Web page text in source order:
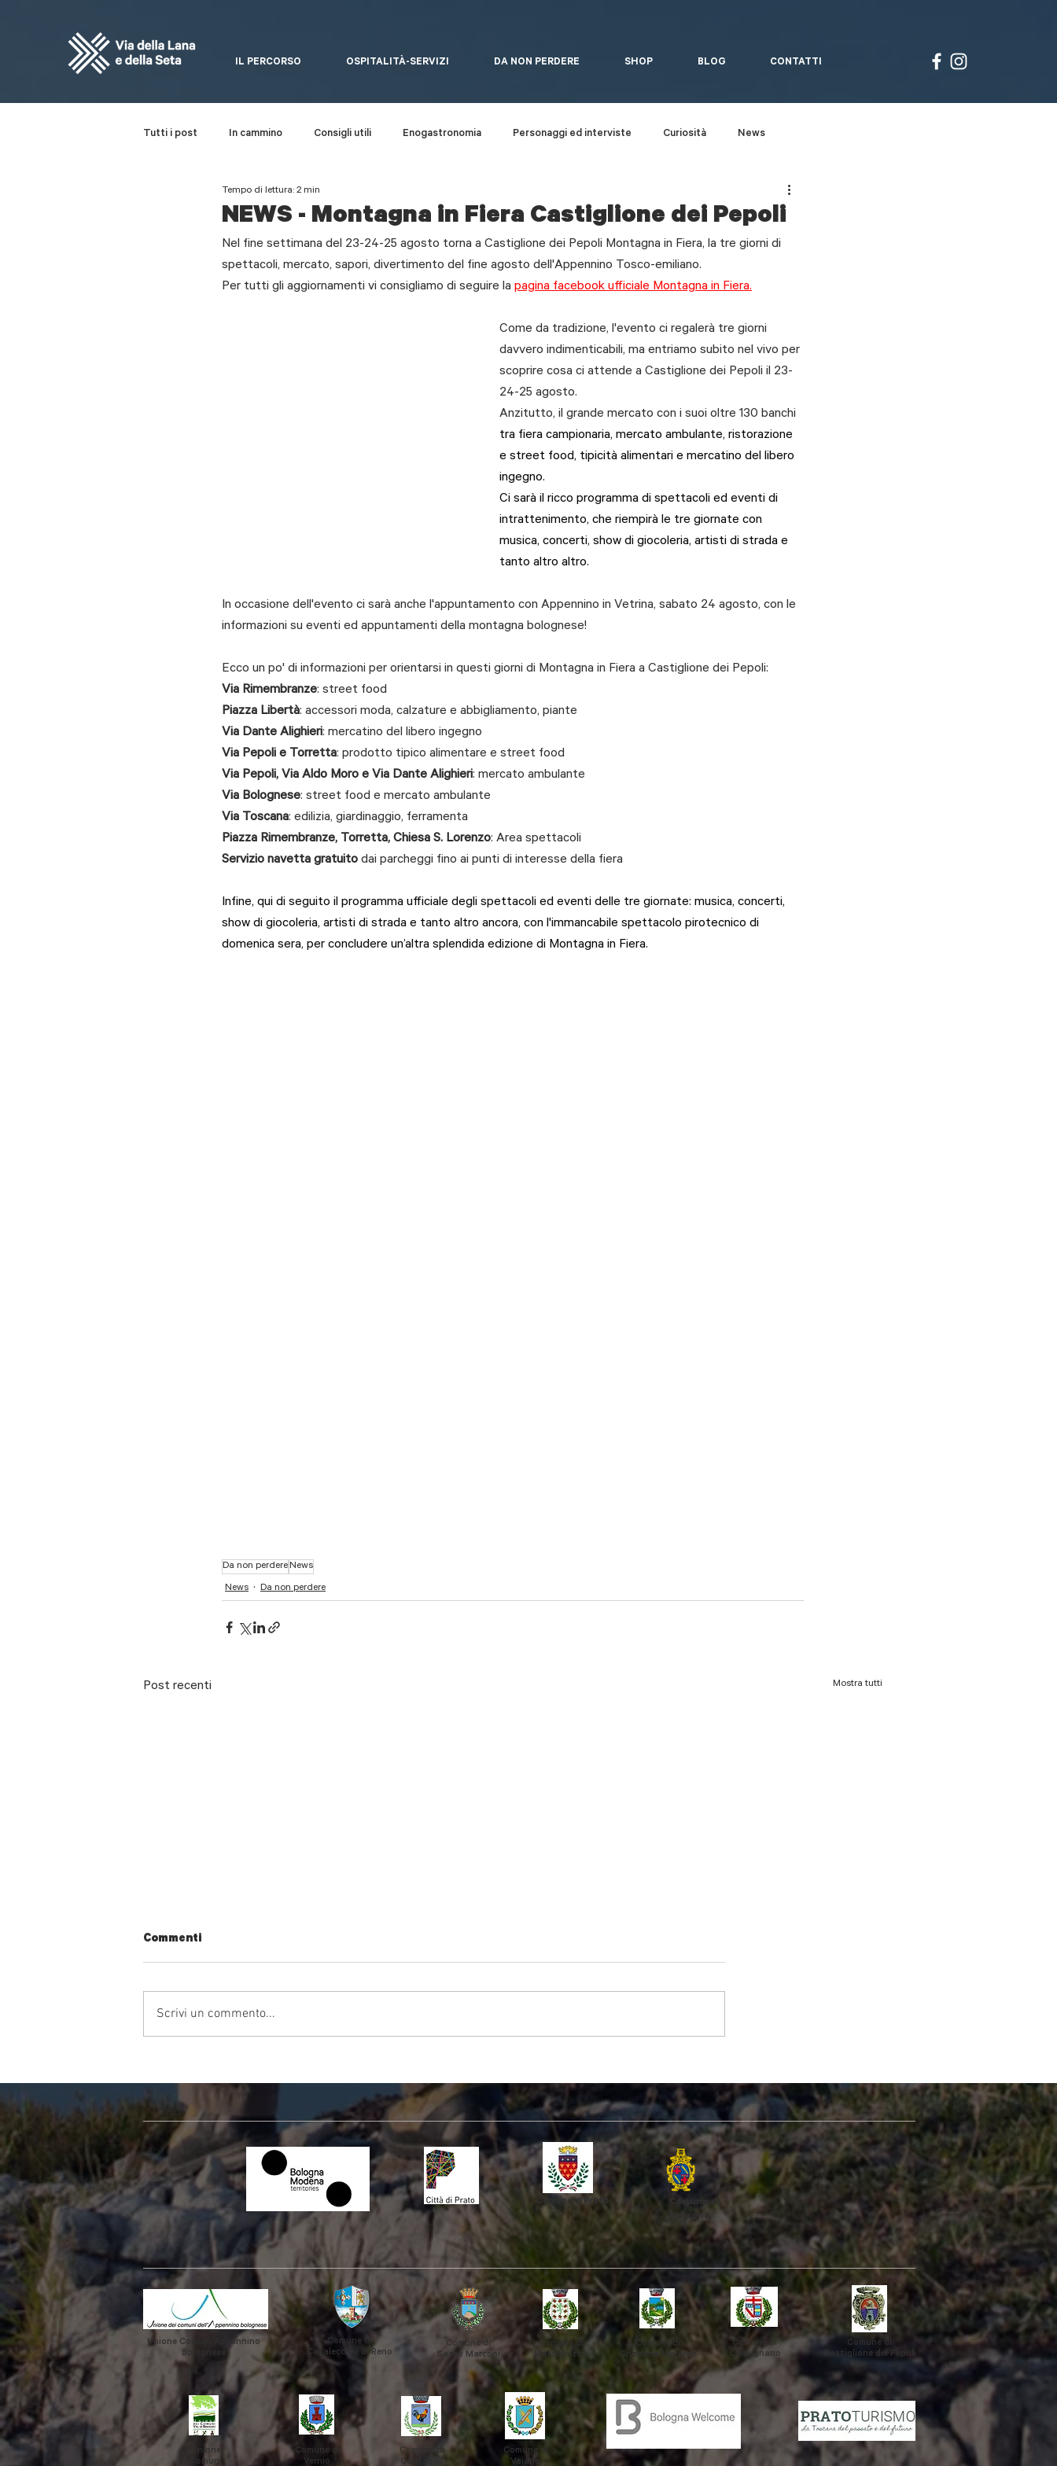
IL PERCORSO OSPITALITÀ-SERVIZI DA NON PERDERE SHOP BLOG CONTATTI
Tutti i post In cammino Consigli utili Enogastronomia Personaggi ed interviste Curiosità News
Da non perdere
NEWS - Montagna in Fiera Castiglione dei Pepoli
Tempo di lettura: 2 min
Nel fine settimana del 23-24-25 agosto torna a Castiglione dei Pepoli Montagna in Fiera, la tre giorni di
spettacoli, mercato, sapori, divertimento del fine agosto dell'Appennino Tosco-emiliano.
Per tutti gli aggiornamenti vi consigliamo di seguire la pagina facebook ufficiale Montagna in Fiera.
Come da tradizione, l'evento ci regalerà tre giorni
davvero indimenticabili, ma entriamo subito nel vivo per
scoprire cosa ci attende a Castiglione dei Pepoli il 23-
24-25 agosto.
Anzitutto, il grande mercato con i suoi oltre 130 banchi
tra fiera campionaria, mercato ambulante, ristorazione
e street food, tipicità alimentari e mercatino del libero
ingegno.
Ci sarà il ricco programma di spettacoli ed eventi di
intrattenimento, che riempirà le tre giornate con
musica, concerti, show di giocoleria, artisti di strada e
tanto altro altro.
In occasione dell'evento ci sarà anche l'appuntamento con Appennino in Vetrina, sabato 24 agosto, con le
informazioni su eventi ed appuntamenti della montagna bolognese!
Ecco un po' di informazioni per orientarsi in questi giorni di Montagna in Fiera a Castiglione dei Pepoli:
Via Rimembranze: street food
Piazza Libertà: accessori moda, calzature e abbigliamento, piante
Via Dante Alighieri: mercatino del libero ingegno
Via Pepoli e Torretta: prodotto tipico alimentare e street food
Via Pepoli, Via Aldo Moro e Via Dante Alighieri: mercato ambulante
Via Bolognese: street food e mercato ambulante
Via Toscana: edilizia, giardinaggio, ferramenta
Piazza Rimembranze, Torretta, Chiesa S. Lorenzo: Area spettacoli
Servizio navetta gratuito dai parcheggi fino ai punti di interesse della fiera
Infine, qui di seguito il programma ufficiale degli spettacoli ed eventi delle tre giornate: musica, concerti,
show di giocoleria, artisti di strada e tanto altro ancora, con l'immancabile spettacolo pirotecnico di
domenica sera, per concludere un’altra splendida edizione di Montagna in Fiera.
Da non perdereNews
News
Da non perdere
Post recenti Mostra tutti
a scoprire Castiglione dei
Commenti
Scrivi un commento...
Comune di Prato
Comune di
Bologna
Unione Comuni Appennino
Bolognese
Unione
Comuni
Comune di
Casalecchio di Reno
Comune di
Sasso Marconi
Comune di
Marzabotto
Comune di
Vernio
Comune di
Cantagall
Comune di
Vaiano
Comune di
Grizzana
Morandi
Comune di
Camugnano
Comune di
Castiglione dei Pepoli